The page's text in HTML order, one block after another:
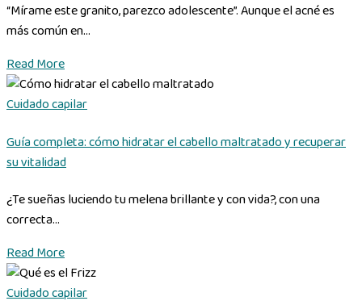
“Mírame este granito, parezco adolescente”. Aunque el acné es
más común en...
Read More
Cuidado capilar
Guía completa: cómo hidratar el cabello maltratado y recuperar
su vitalidad
¿Te sueñas luciendo tu melena brillante y con vida?, con una
correcta...
Read More
Cuidado capilar